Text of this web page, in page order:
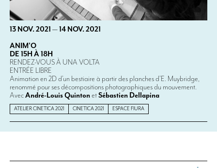
13 NOV. 2021 —14 NOV. 2021
ANIM’O
DE 15H À 18H
RENDEZ-VOUS À UNA VOLTA
ENTRÉE LIBRE
Animation en 2D d’un bestiaire à partir des planches d’E. Muybridge,
renommé pour ses décompositions photographiques du mouvement.
AvecAndré-Louis QuintonetSébastien Dellapina
ATELIER CINETICA 2021 CINETICA 2021 ESPACE FIURA